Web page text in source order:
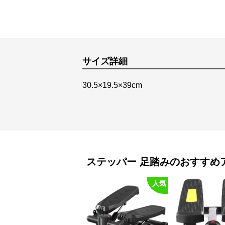
サイズ詳細
30.5×19.5×39cm
ステッパー 足踏みのおすすめ
人気